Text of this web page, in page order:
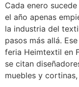
Cada enero
el año apenas
la industria del
pasos más allá.
feria Heimtextil en
se citan
muebles y